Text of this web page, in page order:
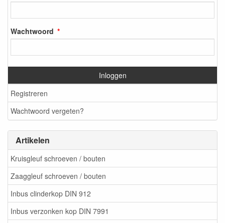
Wachtwoord
Inloggen
Registreren
Wachtwoord vergeten?
Artikelen
Kruisgleuf schroeven / bouten
Zaaggleuf schroeven / bouten
Inbus clinderkop DIN 912
Inbus verzonken kop DIN 7991